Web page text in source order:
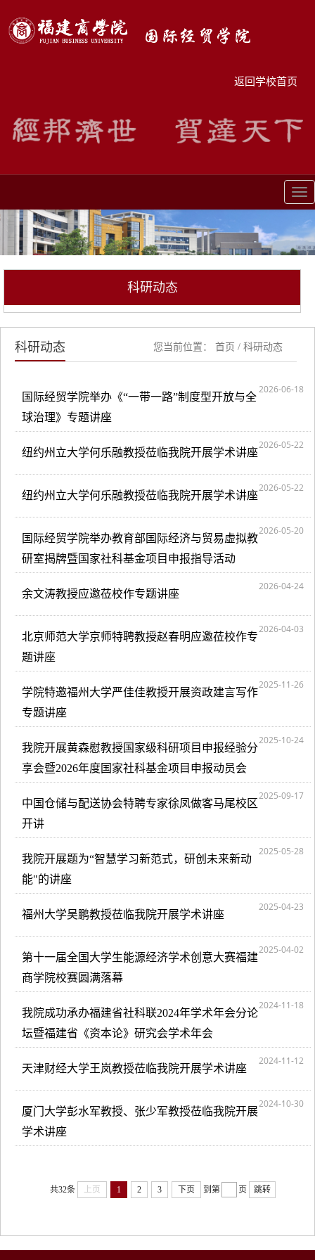
返回学校首页
科研动态
您当前位置： 首页 / 科研动态
科研动态
2026-06-18
国际经贸学院举办《“一带一路”制度型开放与全
球治理》专题讲座
2026-05-22
纽约州立大学何乐融教授莅临我院开展学术讲座
2026-05-22
纽约州立大学何乐融教授莅临我院开展学术讲座
2026-05-20
国际经贸学院举办教育部国际经济与贸易虚拟教
研室揭牌暨国家社科基金项目申报指导活动
2026-04-24
余文涛教授应邀莅校作专题讲座
2026-04-03
北京师范大学京师特聘教授赵春明应邀莅校作专
题讲座
2025-11-26
学院特邀福州大学严佳佳教授开展资政建言写作
专题讲座
2025-10-24
我院开展黄森慰教授国家级科研项目申报经验分
享会暨2026年度国家社科基金项目申报动员会
2025-09-17
中国仓储与配送协会特聘专家徐凤做客马尾校区
开讲
2025-05-28
我院开展题为“智慧学习新范式，研创未来新动
能"的讲座
2025-04-23
福州大学吴鹏教授莅临我院开展学术讲座
2025-04-02
第十一届全国大学生能源经济学术创意大赛福建
商学院校赛圆满落幕
2024-11-18
我院成功承办福建省社科联2024年学术年会分论
坛暨福建省《资本论》研究会学术年会
2024-11-12
天津财经大学王岚教授莅临我院开展学术讲座
2024-10-30
厦门大学彭水军教授、张少军教授莅临我院开展
学术讲座
共32条 上页 1 2 3 下页 到第 页 跳转